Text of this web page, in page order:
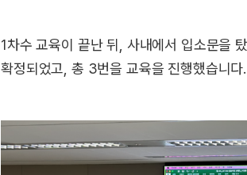
1차수 교육이 끝난 뒤, 사내에서 입소문을
확정되었고, 총 3번을 교육을 진행했습니다.